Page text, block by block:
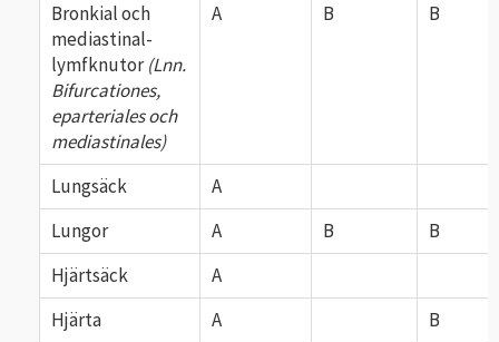
Bronkial och
mediastinal-
lymfknutor(Lnn.
Bifurcationes,
eparteriales och
mediastinales)
A B B
Lungsäck
A
Lungor
A B
B
Hjärtsäck
A
Hjärta
A
B